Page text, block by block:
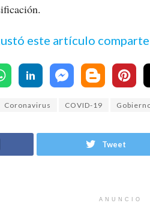
este artículo
Coronavirus COVID-19
Tweet
ANUNCIO